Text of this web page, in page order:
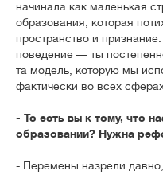
начинала как маленькая
образования, которая
пространство и
поведение — ты
та модель, которую мы
фактически во всех
- То есть вы к тому, что
образовании? Нужна
- Перемены назрели